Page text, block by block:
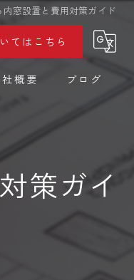
窓設置と費用対策ガイド
てはこちら
概要 ブログ
策ガイ